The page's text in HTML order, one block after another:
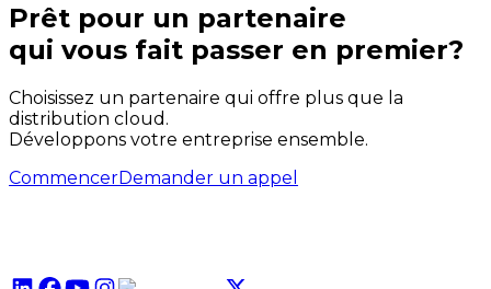
Prêt pour un partenaire
qui vous fait passer en premier?
Choisissez un partenaire qui offre plus que la
distribution cloud.
Développons votre entreprise ensemble.
CommencerDemander un appel